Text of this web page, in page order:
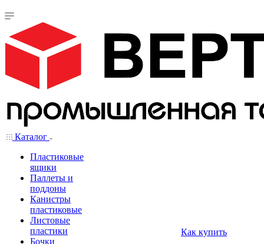
Каталог
Пластиковые
ящики
Паллеты и
поддоны
Канистры
пластиковые
Листовые
пластики
Бочки
Как купить